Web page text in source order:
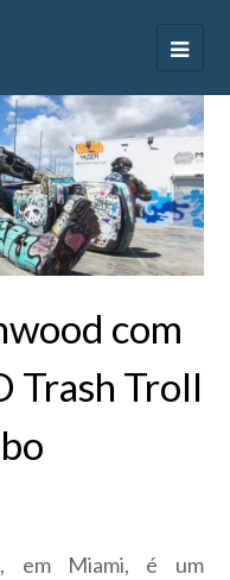
com
Trash Troll
em Miami, é um